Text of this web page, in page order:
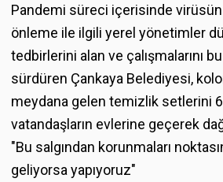
Pandemi süreci içerisinde virüsün
önleme ile ilgili yerel yönetimler
tedbirlerini alan ve çalışmalarını
sürdüren Çankaya Belediyesi,
meydana gelen temizlik setlerini
vatandaşların evlerine geçerek
"Bu salgından korunmaları
geliyorsa yapıyoruz"